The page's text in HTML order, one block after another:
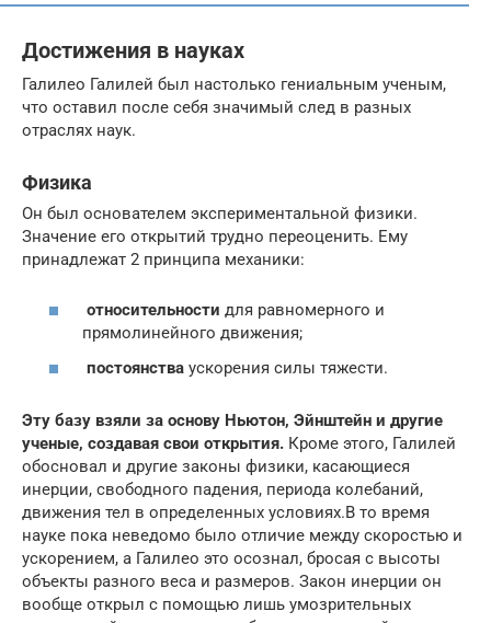
Достижения в науках
Галилео Галилей был настолько гениальным ученым,
что оставил после себя значимый след в разных
отраслях наук.
Физика
Он был основателем экспериментальной физики.
Значение его открытий трудно переоценить. Ему
принадлежат 2 принципа механики:
относительности для равномерного и
прямолинейного движения;
постоянства ускорения силы тяжести.
Эту базу взяли за основу Ньютон, Эйнштейн и другие
ученые, создавая свои открытия. Кроме этого, Галилей
обосновал и другие законы физики, касающиеся
инерции, свободного падения, периода колебаний,
движения тел в определенных условиях.В то время
науке пока неведомо было отличие между скоростью и
ускорением, а Галилео это осознал, бросая с высоты
объекты разного веса и размеров. Закон инерции он
вообще открыл с помощью лишь умозрительных